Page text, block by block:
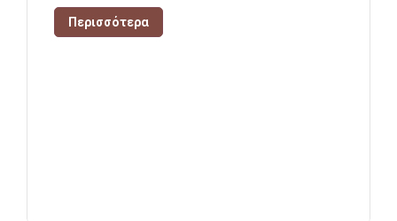
Περισσότερα